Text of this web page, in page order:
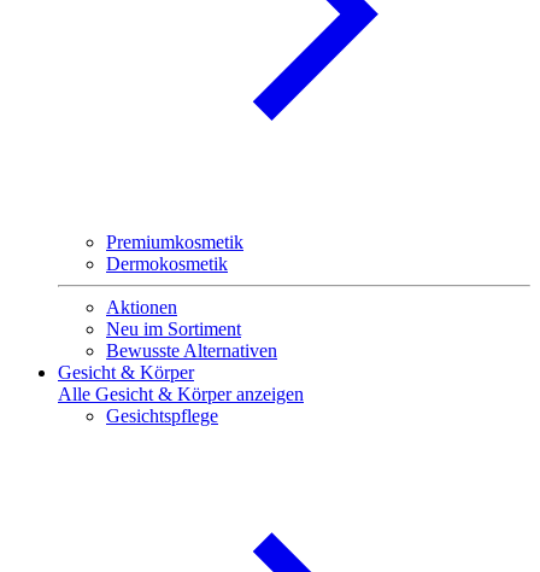
Premiumkosmetik
Dermokosmetik
Aktionen
Neu im Sortiment
Bewusste Alternativen
Gesicht & Körper
Alle Gesicht & Körper anzeigen
Gesichtspflege